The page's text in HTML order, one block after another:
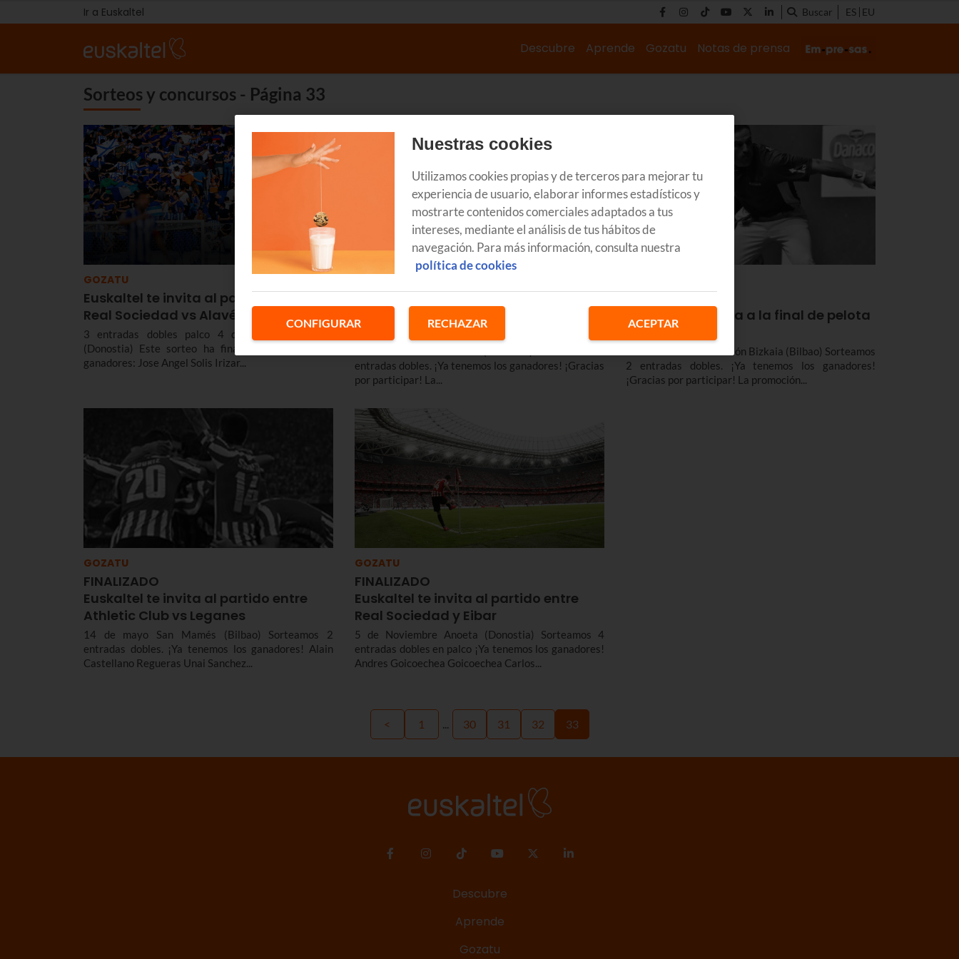
Ir a Euskaltel Buscar ES EU
Descubre Aprende Gozatu Notas de prensa
Sorteos y concursos - Página 33
GOZATU
Euskaltel te invita al partido entre
Real Sociedad vs Alavés
3 entradas dobles palco 4 de Marzo - Anoeta
(Donostia) Este sorteo ha finalizado, consulta los
ganadores: Jose Angel Solis Irizar...
FINALIZADO
Euskaltel te invita al concierto de
"Ken Zazpi" + Cocktail
entradas dobles. ¡Ya tenemos los ganadores! ¡Gracias
por participar! La...
FINALIZADO
Euskaltel te invita a la final de pelota
del 4 y medio
19 de Noviembre Frontón Bizkaia (Bilbao) Sorteamos
2 entradas dobles. ¡Ya tenemos los ganadores!
¡Gracias por participar! La promoción...
GOZATU
FINALIZADO
Euskaltel te invita al partido entre
Athletic Club vs Leganes
14 de mayo San Mamés (Bilbao) Sorteamos 2
entradas dobles. ¡Ya tenemos los ganadores! Alain
Castellano Regueras Unai Sanchez...
GOZATU
FINALIZADO
Euskaltel te invita al partido entre
Real Sociedad y Eibar
5 de Noviembre Anoeta (Donostia) Sorteamos 4
entradas dobles en palco ¡Ya tenemos los ganadores!
Andres Goicoechea Goicoechea Carlos...
< 1 ... 30 31 32 33
Descubre
Aprende
Gozatu
Nuestras cookies
Utilizamos cookies propias y de terceros para mejorar tu
experiencia de usuario, elaborar informes estadísticos y
mostrarte contenidos comerciales adaptados a tus
intereses, mediante el análisis de tus hábitos de
navegación. Para más información, consulta nuestra
política de cookies
CONFIGURAR RECHAZAR ACEPTAR